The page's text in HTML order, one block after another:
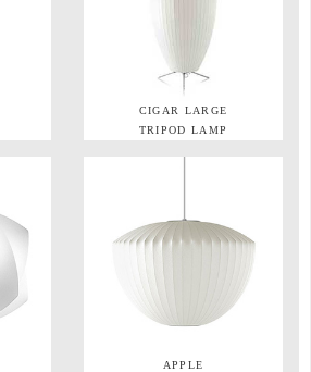
CIGAR LARGE
TRIPOD LAMP
APPLE